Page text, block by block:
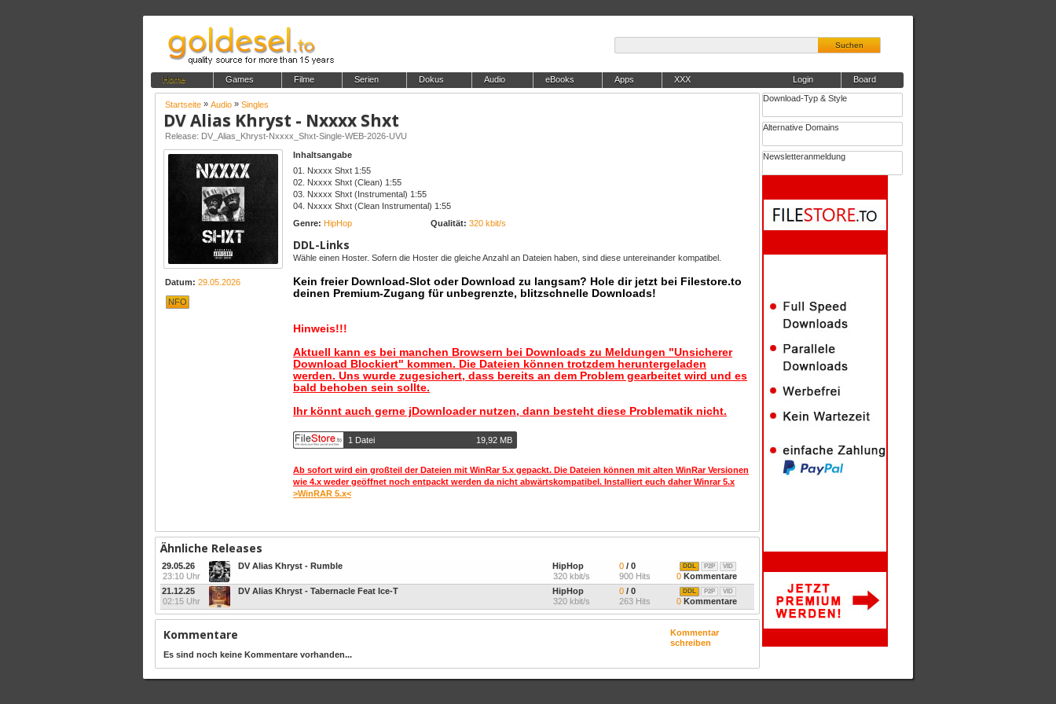
Suchen
Home Games Filme Serien Dokus Audio eBooks Apps XXX Board
Login
Download-Typ & Style
Alternative Domains
Newsletteranmeldung
Startseite » Audio » Singles
DV Alias Khryst - Nxxxx Shxt
Release: DV_Alias_Khryst-Nxxxx_Shxt-Single-WEB-2026-UVU
Datum: 29.05.2026
NFO
Inhaltsangabe
01. Nxxxx Shxt 1:55
02. Nxxxx Shxt (Clean) 1:55
03. Nxxxx Shxt (Instrumental) 1:55
04. Nxxxx Shxt (Clean Instrumental) 1:55
Genre: HipHop Qualität: 320 kbit/s
DDL-Links
Wähle einen Hoster. Sofern die Hoster die gleiche Anzahl an Dateien haben, sind diese untereinander kompatibel.
Kein freier Download-Slot oder Download zu langsam? Hole dir jetzt bei Filestore.to
deinen Premium-Zugang für unbegrenzte, blitzschnelle Downloads!
Hinweis!!!
Aktuell kann es bei manchen Browsern bei Downloads zu Meldungen "Unsicherer
Download Blockiert" kommen. Die Dateien können trotzdem heruntergeladen
werden. Uns wurde zugesichert, dass bereits an dem Problem gearbeitet wird und es
bald behoben sein sollte.
Ihr könnt auch gerne jDownloader nutzen, dann besteht diese Problematik nicht.
1 Datei 19,92 MB
Ab sofort wird ein großteil der Dateien mit WinRar 5.x gepackt. Die Dateien können mit alten WinRar Versionen
wie 4.x weder geöffnet noch entpackt werden da nicht abwärtskompatibel. Installiert euch daher Winrar 5.x
>WinRAR 5.x<
Ähnliche Releases
29.05.26
23:10 Uhr
DV Alias Khryst - Rumble
HipHop
320 kbit/s
0 / 0
900 Hits
VID
P2P
DDL
0 Kommentare
21.12.25
02:15 Uhr
DV Alias Khryst - Tabernacle Feat Ice-T
HipHop
320 kbit/s
0 / 0
263 Hits
VID
P2P
DDL
0 Kommentare
Kommentar
schreiben
Kommentare
Es sind noch keine Kommentare vorhanden...